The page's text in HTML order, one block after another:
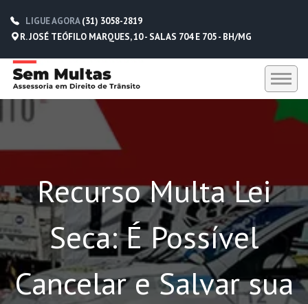
LIGUE AGORA(31) 3058-2819
R. JOSÉ TEÓFILO MARQUES, 10 - SALAS 704 E 705 - BH/MG
DEPOIMENTOS
CONTATO
(31) 3058-2819
(31) 98229-5662
(31) 98752-0612
Recurso Multa Lei
Seca: É Possível
Cancelar e Salvar sua